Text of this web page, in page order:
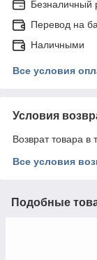
Безналичный
Перевод на
Наличными
Все условия
Условия
Возврат товара в
Все условия
Подобные